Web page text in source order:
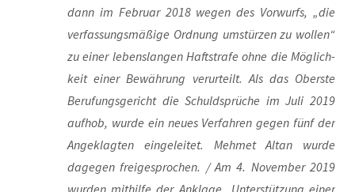
dann im Febru­ar 2018 wegen des Vor­wurfs, „die
ver­fas­sungs­mä­ßi­ge Ord­nung umstür­zen zu wol­len“
zu einer lebens­lan­gen Haft­stra­fe ohne die Mög­lich­
keit einer Bewäh­rung ver­ur­teilt. Als das Obers­te
Beru­fungs­ge­richt die Schuld­sprü­che im Juli 2019
auf­hob, wur­de ein neu­es Ver­fah­ren gegen fünf der
Ange­klag­ten ein­ge­lei­tet. Meh­met Altan wur­de
dage­gen frei­ge­spro­chen. / Am 4. Novem­ber 2019